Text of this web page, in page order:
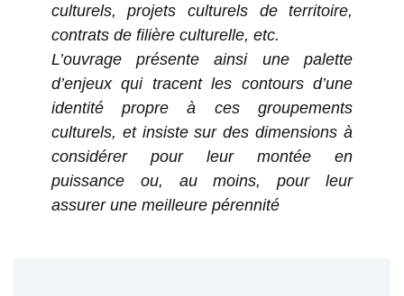
culturels, projets culturels de territoire,
contrats de filière culturelle, etc.
L’ouvrage présente ainsi une palette
d’enjeux qui tracent les contours d’une
identité propre à ces groupements
culturels, et insiste sur des dimensions à
considérer pour leur montée en
puissance ou, au moins, pour leur
assurer une meilleure pérennité